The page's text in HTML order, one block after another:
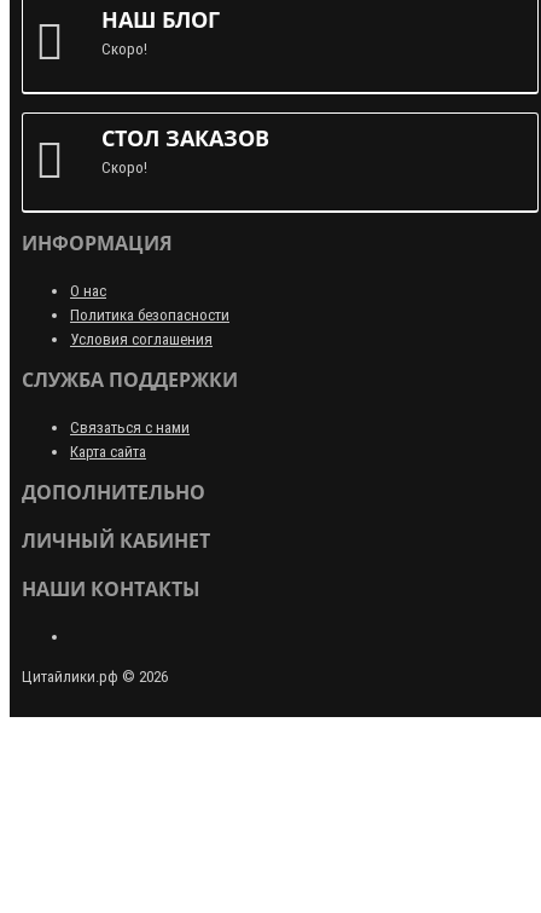
НАШ БЛОГ
Скоро!
СТОЛ ЗАКАЗОВ
Скоро!
ИНФОРМАЦИЯ
О нас
Политика безопасности
Условия соглашения
СЛУЖБА ПОДДЕРЖКИ
Связаться с нами
Карта сайта
ДОПОЛНИТЕЛЬНО
ЛИЧНЫЙ КАБИНЕТ
НАШИ КОНТАКТЫ
Цитайлики.рф © 2026